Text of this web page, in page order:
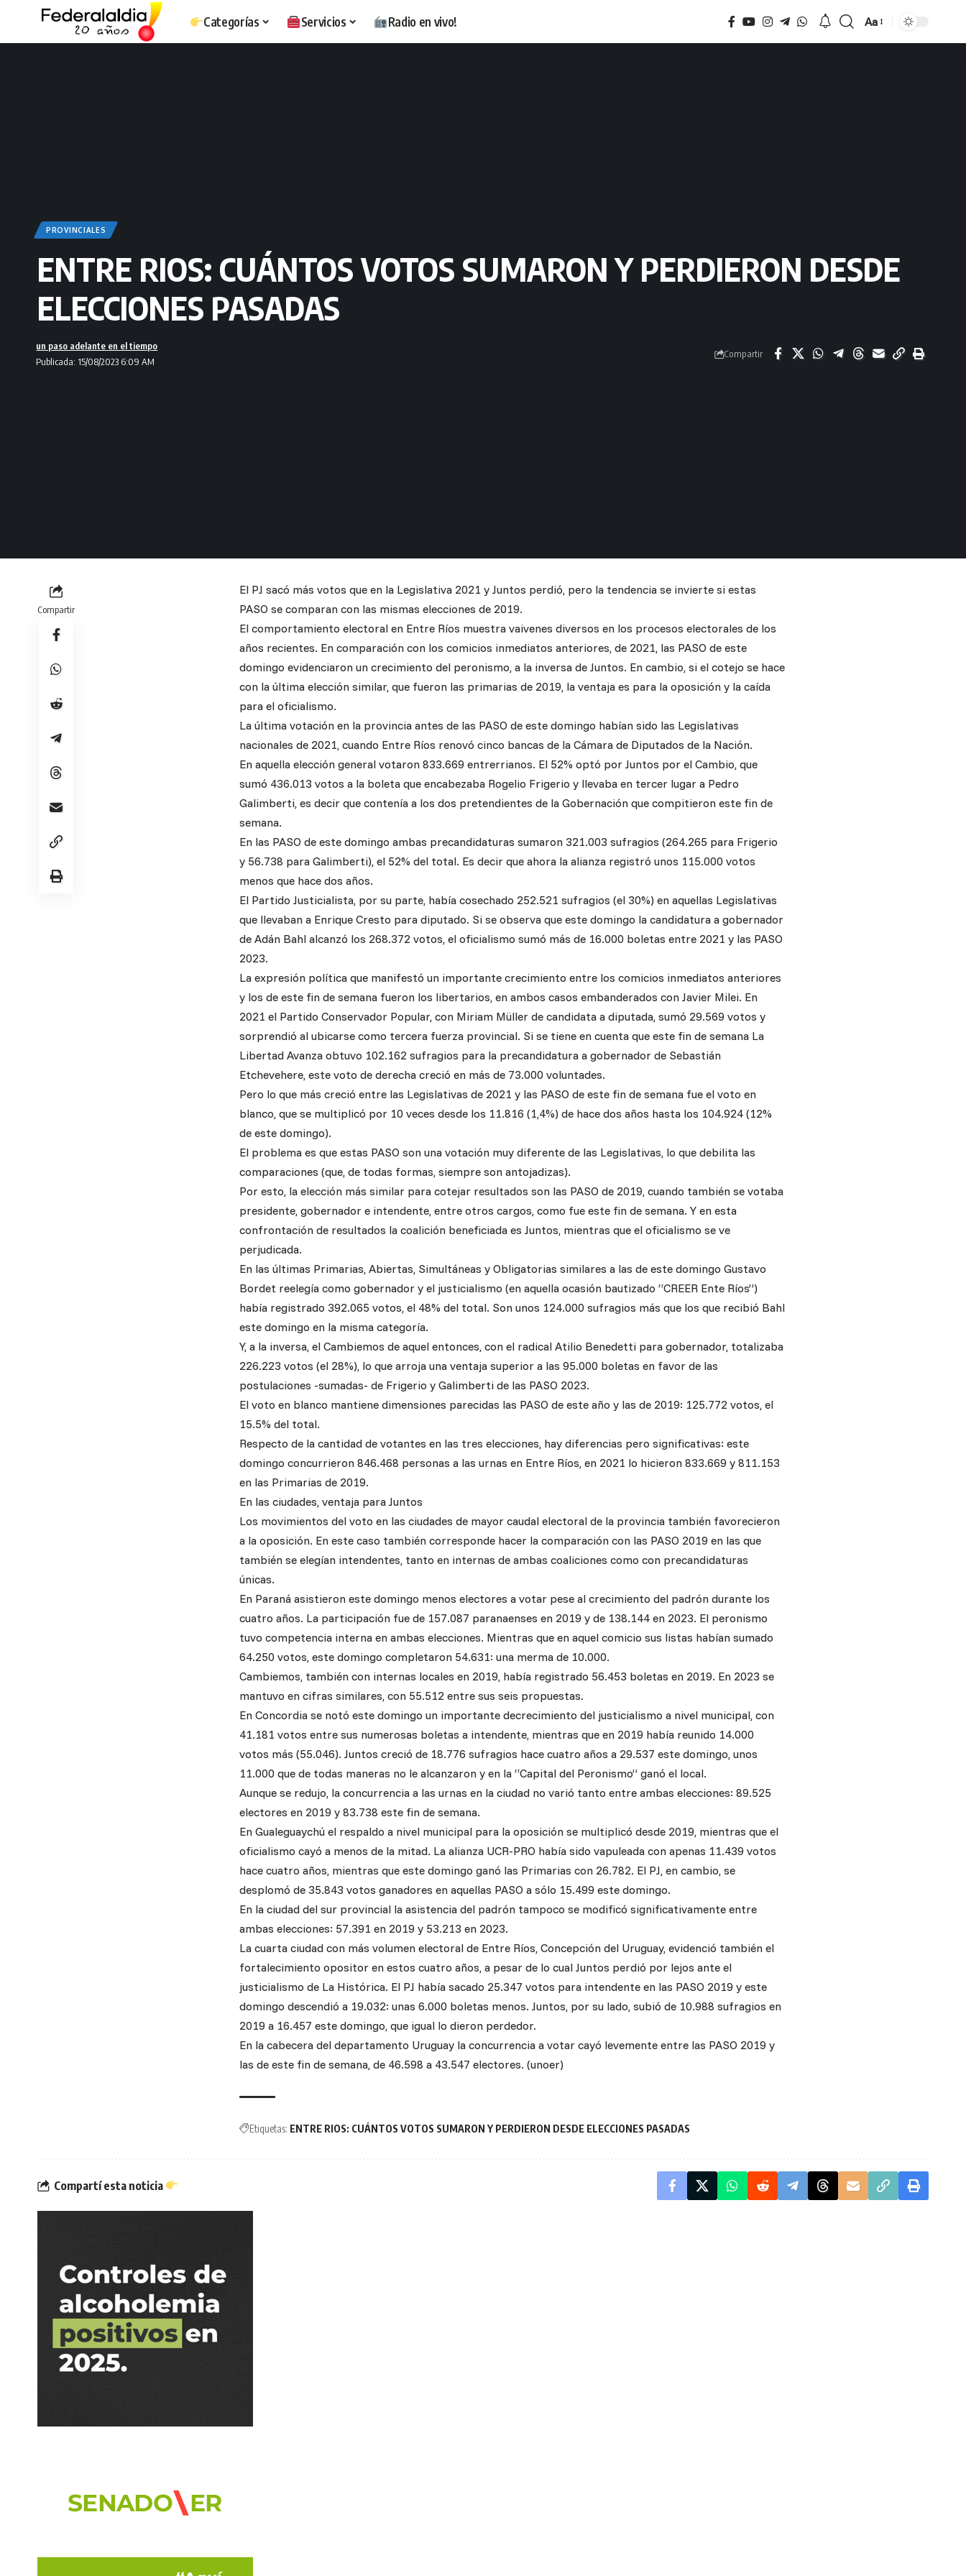
Categorías Servicios Radio en vivo!
Tamaño
Aa
PROVINCIALES
ENTRE RIOS: CUÁNTOS VOTOS SUMARON Y PERDIERON DESDE
ELECCIONES PASADAS
Publicada: 15/08/2023 6:09 AM
un paso adelante en el tiempo
Compartir
Compartir
El PJ sacó más votos que en la Legislativa 2021 y Juntos perdió, pero la tendencia se invierte si estas
PASO se comparan con las mismas elecciones de 2019.
El comportamiento electoral en Entre Ríos muestra vaivenes diversos en los procesos electorales de los
años recientes. En comparación con los comicios inmediatos anteriores, de 2021, las PASO de este
domingo evidenciaron un crecimiento del peronismo, a la inversa de Juntos. En cambio, si el cotejo se hace
con la última elección similar, que fueron las primarias de 2019, la ventaja es para la oposición y la caída
para el oficialismo.
La última votación en la provincia antes de las PASO de este domingo habían sido las Legislativas
nacionales de 2021, cuando Entre Ríos renovó cinco bancas de la Cámara de Diputados de la Nación.
En aquella elección general votaron 833.669 entrerrianos. El 52% optó por Juntos por el Cambio, que
sumó 436.013 votos a la boleta que encabezaba Rogelio Frigerio y llevaba en tercer lugar a Pedro
Galimberti, es decir que contenía a los dos pretendientes de la Gobernación que compitieron este fin de
semana.
En las PASO de este domingo ambas precandidaturas sumaron 321.003 sufragios (264.265 para Frigerio
y 56.738 para Galimberti), el 52% del total. Es decir que ahora la alianza registró unos 115.000 votos
menos que hace dos años.
El Partido Justicialista, por su parte, había cosechado 252.521 sufragios (el 30%) en aquellas Legislativas
que llevaban a Enrique Cresto para diputado. Si se observa que este domingo la candidatura a gobernador
de Adán Bahl alcanzó los 268.372 votos, el oficialismo sumó más de 16.000 boletas entre 2021 y las PASO
2023.
La expresión política que manifestó un importante crecimiento entre los comicios inmediatos anteriores
y los de este fin de semana fueron los libertarios, en ambos casos embanderados con Javier Milei. En
2021 el Partido Conservador Popular, con Miriam Müller de candidata a diputada, sumó 29.569 votos y
sorprendió al ubicarse como tercera fuerza provincial. Si se tiene en cuenta que este fin de semana La
Libertad Avanza obtuvo 102.162 sufragios para la precandidatura a gobernador de Sebastián
Etchevehere, este voto de derecha creció en más de 73.000 voluntades.
Pero lo que más creció entre las Legislativas de 2021 y las PASO de este fin de semana fue el voto en
blanco, que se multiplicó por 10 veces desde los 11.816 (1,4%) de hace dos años hasta los 104.924 (12%
de este domingo).
El problema es que estas PASO son una votación muy diferente de las Legislativas, lo que debilita las
comparaciones (que, de todas formas, siempre son antojadizas).
Por esto, la elección más similar para cotejar resultados son las PASO de 2019, cuando también se votaba
presidente, gobernador e intendente, entre otros cargos, como fue este fin de semana. Y en esta
confrontación de resultados la coalición beneficiada es Juntos, mientras que el oficialismo se ve
perjudicada.
En las últimas Primarias, Abiertas, Simultáneas y Obligatorias similares a las de este domingo Gustavo
Bordet reelegía como gobernador y el justicialismo (en aquella ocasión bautizado “CREER Ente Ríos”)
había registrado 392.065 votos, el 48% del total. Son unos 124.000 sufragios más que los que recibió Bahl
este domingo en la misma categoría.
Y, a la inversa, el Cambiemos de aquel entonces, con el radical Atilio Benedetti para gobernador, totalizaba
226.223 votos (el 28%), lo que arroja una ventaja superior a las 95.000 boletas en favor de las
postulaciones -sumadas- de Frigerio y Galimberti de las PASO 2023.
El voto en blanco mantiene dimensiones parecidas las PASO de este año y las de 2019: 125.772 votos, el
15.5% del total.
Respecto de la cantidad de votantes en las tres elecciones, hay diferencias pero significativas: este
domingo concurrieron 846.468 personas a las urnas en Entre Ríos, en 2021 lo hicieron 833.669 y 811.153
en las Primarias de 2019.
En las ciudades, ventaja para Juntos
Los movimientos del voto en las ciudades de mayor caudal electoral de la provincia también favorecieron
a la oposición. En este caso también corresponde hacer la comparación con las PASO 2019 en las que
también se elegían intendentes, tanto en internas de ambas coaliciones como con precandidaturas
únicas.
En Paraná asistieron este domingo menos electores a votar pese al crecimiento del padrón durante los
cuatro años. La participación fue de 157.087 paranaenses en 2019 y de 138.144 en 2023. El peronismo
tuvo competencia interna en ambas elecciones. Mientras que en aquel comicio sus listas habían sumado
64.250 votos, este domingo completaron 54.631: una merma de 10.000.
Cambiemos, también con internas locales en 2019, había registrado 56.453 boletas en 2019. En 2023 se
mantuvo en cifras similares, con 55.512 entre sus seis propuestas.
En Concordia se notó este domingo un importante decrecimiento del justicialismo a nivel municipal, con
41.181 votos entre sus numerosas boletas a intendente, mientras que en 2019 había reunido 14.000
votos más (55.046). Juntos creció de 18.776 sufragios hace cuatro años a 29.537 este domingo, unos
11.000 que de todas maneras no le alcanzaron y en la “Capital del Peronismo” ganó el local.
Aunque se redujo, la concurrencia a las urnas en la ciudad no varió tanto entre ambas elecciones: 89.525
electores en 2019 y 83.738 este fin de semana.
En Gualeguaychú el respaldo a nivel municipal para la oposición se multiplicó desde 2019, mientras que el
oficialismo cayó a menos de la mitad. La alianza UCR-PRO había sido vapuleada con apenas 11.439 votos
hace cuatro años, mientras que este domingo ganó las Primarias con 26.782. El PJ, en cambio, se
desplomó de 35.843 votos ganadores en aquellas PASO a sólo 15.499 este domingo.
En la ciudad del sur provincial la asistencia del padrón tampoco se modificó significativamente entre
ambas elecciones: 57.391 en 2019 y 53.213 en 2023.
La cuarta ciudad con más volumen electoral de Entre Ríos, Concepción del Uruguay, evidenció también el
fortalecimiento opositor en estos cuatro años, a pesar de lo cual Juntos perdió por lejos ante el
justicialismo de La Histórica. El PJ había sacado 25.347 votos para intendente en las PASO 2019 y este
domingo descendió a 19.032: unas 6.000 boletas menos. Juntos, por su lado, subió de 10.988 sufragios en
2019 a 16.457 este domingo, que igual lo dieron perdedor.
En la cabecera del departamento Uruguay la concurrencia a votar cayó levemente entre las PASO 2019 y
las de este fin de semana, de 46.598 a 43.547 electores. (unoer)
Etiquetas: ENTRE RIOS: CUÁNTOS VOTOS SUMARON Y PERDIERON DESDE ELECCIONES PASADAS
Compartí esta noticia